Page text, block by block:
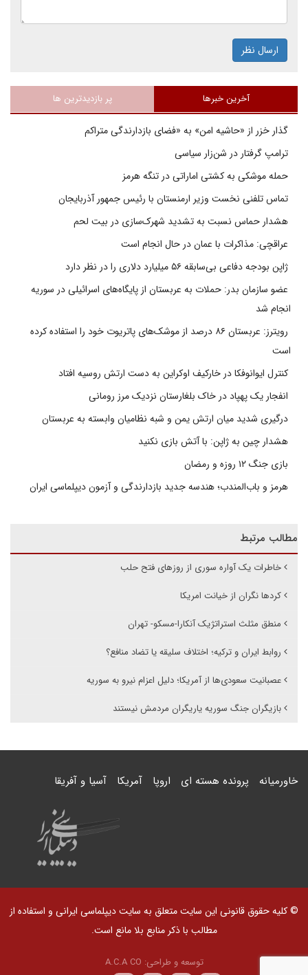
ارسال نظر
آخرین خبرها پر بازدیدترین ها
گذار خزر از «حاشیه امن» به «فضای بازدارندگی متراکم
ترامپ گرفتار در شن‌زار سیاسی
حمله موشکی به کشتی اماراتی در تنگه هرمز
تماس تلفنی نخست وزیر ارمنستان با رئیس جمهور آذربایجان
هشدار حماس نسبت به تشدید شهرک‌سازی در بیت‌ لحم
عراقچی: مذاکرات با عمان در حال انجام است
ژاپن بودجه دفاعی بی‌سابقه ۵۶ میلیارد دلاری را در نظر دارد
عضو سازمان بدر: حملات به عربستان از پایگاه‌های اسرائیلی در سوریه
انجام شد
رویترز: عربستان ۸۶ درصد از موشک‌های پاتریوت خود را استفاده کرده
است
کنترل ایوانوفکا در خارکیف اوکراین به دست ارتش روسیه افتاد
انفجار یک پهپاد در خاک بلغارستان نزدیک مرز رومانی
درگیری شدید میان ارتش یمن و شبه نظامیان وابسته به عربستان
هشدار چین به ژاپن: با آتش بازی نکنید
بازی جنگ ۱۲ روزه و رمضان
هرمز و باب‌المندب؛ هندسه جدید بازدارندگی و آزمون دیپلماسی ایران
مطالب مرتبط
خاطرات یک آواره سوری از روزهای فتح حلب
کردها نگران از خیانت امریکا
منطق مثلث استراتژیک آنکارا-مسکو- تهران
روابط ایران و ترکیه؛ اختلاف سلیقه یا تضاد منافع؟
عصبانیت سعودی‌ها از آمریکا؛ دلیل اعزام نیرو به سوریه
بازیگران جنگ سوریه یاریگران مردمش نیستند
خاورمیانه پرونده هسته ای اروپا آمریکا آسیا و آفریقا
© کلیه حقوق قانونی این سایت متعلق به سایت دیپلماسی ایرانی و استفاده از
مطالب با ذکر منابع بلا مانع است.
توسعه و طراحی: A.C.A CO